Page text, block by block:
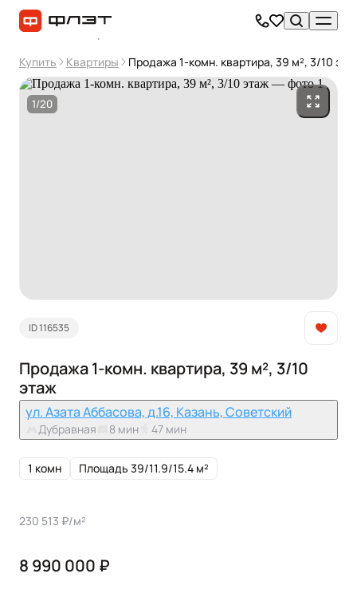
Купить Квартиры Продажа 1-комн. квартира, 39 м², 3/10
1/20
ID 116535
Продажа 1-комн. квартира, 39 м², 3/10
этаж
ул. Азата Аббасова, д.16, Казань, Советский
Дубравная 8 мин 47 мин
1 комн Площадь 39/11.9/15.4 м²
230 513 ₽/м²
8 990 000 ₽